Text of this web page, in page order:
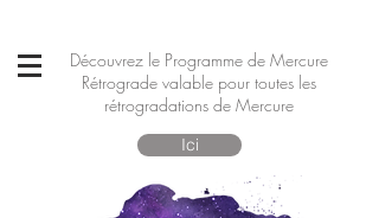
Découvrez le Programme de Mercure
Rétrograde valable pour toutes les
rétrogradations de Mercure
Ici